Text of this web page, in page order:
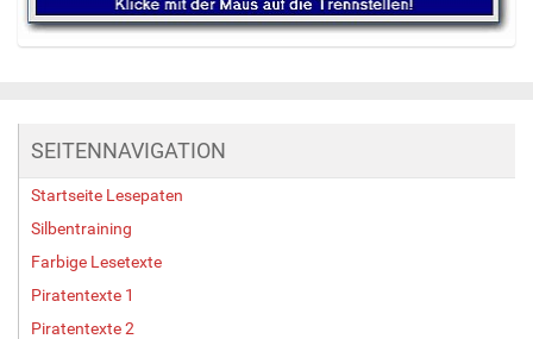
e
B
i
l
i
n
v
SEITENNAVIGATION
Startseite Lesepaten
Silbentraining
Farbige Lesetexte
Piratentexte 1
Piratentexte 2